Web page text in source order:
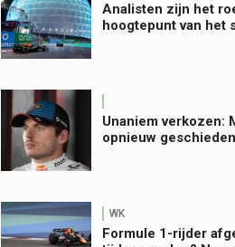
Analisten zijn het
hoogtepunt van het
Unaniem verkozen:
opnieuw
WK
Formule 1-rijder